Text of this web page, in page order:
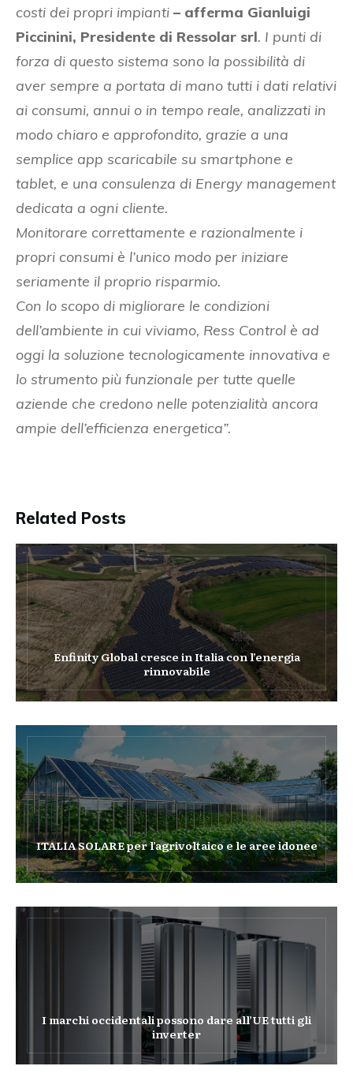
costi dei propri impianti – afferma Gianluigi
Piccinini, Presidente di Ressolar srl. I punti di
forza di questo sistema sono la possibilità di
aver sempre a portata di mano tutti i dati relativi
ai consumi, annui o in tempo reale, analizzati in
modo chiaro e approfondito, grazie a una
semplice app scaricabile su smartphone e
tablet, e una consulenza di Energy management
dedicata a ogni cliente.
Monitorare correttamente e razionalmente i
propri consumi è l’unico modo per iniziare
seriamente il proprio risparmio.
Con lo scopo di migliorare le condizioni
dell’ambiente in cui viviamo, Ress Control è ad
oggi la soluzione tecnologicamente innovativa e
lo strumento più funzionale per tutte quelle
aziende che credono nelle potenzialità ancora
ampie dell’efficienza energetica”.
Related Posts
Enfinity Global cresce in Italia con l’energia
rinnovabile
ITALIA SOLARE per l’agrivoltaico e le aree idonee
I marchi occidentali possono dare all’UE tutti gli
inverter